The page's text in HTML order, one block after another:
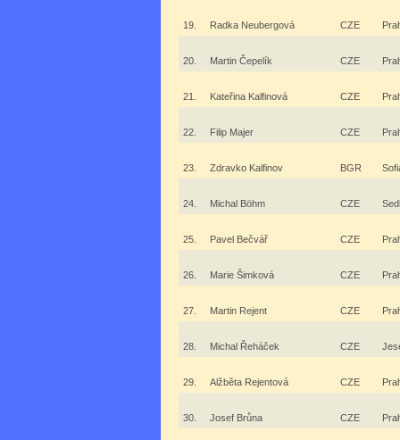
19. Radka Neubergová CZE
20. Martin Čepelík CZE
21. Kateřina Kalfinová CZE
22. Filip Majer CZE
23. Zdravko Kalfinov BGR
24. Michal Böhm CZE
25. Pavel Bečvář CZE
26. Marie Šimková CZE
27. Martin Rejent CZE
28. Michal Řeháček CZE
29. Alžběta Rejentová CZE
30. Josef Brůna CZE